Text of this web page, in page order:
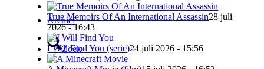
Archief
Zoek
True Memoirs Of An International Assassin28 juli
2026 - 16:43
I Will Find You (serie)24 juli 2026 - 15:56